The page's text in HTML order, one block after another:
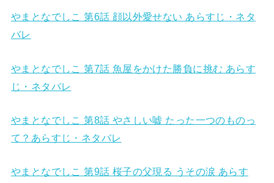
やまとなでしこ 第6話 顔以外愛せない あらすじ・ネタ
バレ
やまとなでしこ 第7話 魚屋をかけた勝負に挑む あらす
じ・ネタバレ
やまとなでしこ 第8話 やさしい嘘 たった一つのものっ
て？あらすじ・ネタバレ
やまとなでしこ 第9話 桜子の父現る うその涙 あらす